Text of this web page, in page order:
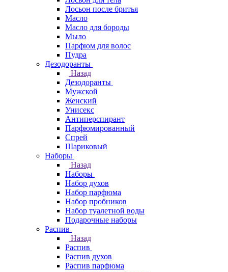
Лосьон после бритья
Масло
Масло для бороды
Мыло
Парфюм для волос
Пудра
Дезодоранты
Назад
Дезодоранты
Мужской
Женский
Унисекс
Антиперспирант
Парфюмированный
Спрей
Шариковый
Наборы
Назад
Наборы
Набор духов
Набор парфюма
Набор пробников
Набор туалетной воды
Подарочные наборы
Распив
Назад
Распив
Распив духов
Распив парфюма